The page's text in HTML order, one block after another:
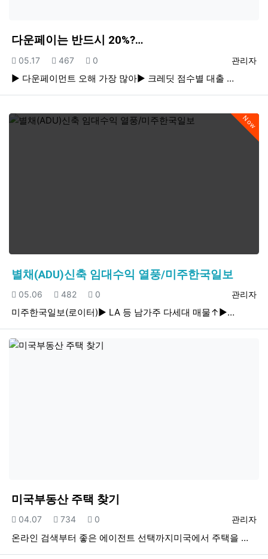
다운페이는 반드시 20%?…
등록자
관리자
등록일
05.17 조회
467 추천
0
▶ 다운페이먼트 오해 가장 많아▶ 크레딧 점수별 대출 …
Now
별채(ADU)신축 임대수익 열풍/미주한국일보
등록자
관리자
등록일
05.06 조회
482 추천
0
미주한국일보(로이터)▶ LA 등 남가주 다세대 매물↑▶…
미국부동산 주택 찾기
등록자
관리자
등록일
04.07 조회
734 추천
0
온라인 검색부터 좋은 에이전트 선택까지미국에서 주택을 …